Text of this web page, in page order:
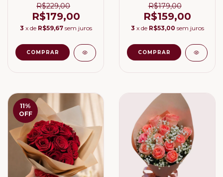
R$229,00
R$179,00
3 x de R$59,67 sem juros
R$179,00
R$159,00
3 x de R$53,00 sem juros
11%
OFF